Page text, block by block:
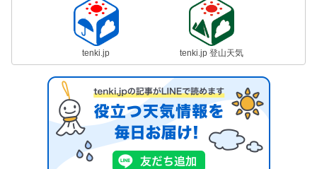
tenki.jp tenki.jp 登山天気